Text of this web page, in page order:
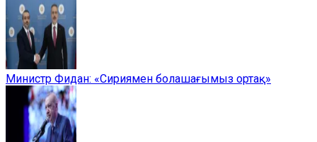
Министр Фидан: «Сириямен болашағымыз ортақ»